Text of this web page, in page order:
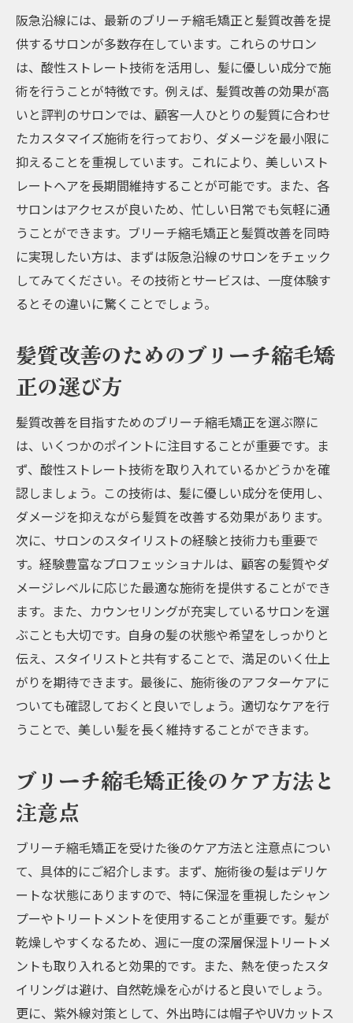
阪急沿線には、最新のブリーチ縮毛矯正と髪質改善を提
供するサロンが多数存在しています。これらのサロン
は、酸性ストレート技術を活用し、髪に優しい成分で施
術を行うことが特徴です。例えば、髪質改善の効果が高
いと評判のサロンでは、顧客一人ひとりの髪質に合わせ
たカスタマイズ施術を行っており、ダメージを最小限に
抑えることを重視しています。これにより、美しいスト
レートヘアを長期間維持することが可能です。また、各
サロンはアクセスが良いため、忙しい日常でも気軽に通
うことができます。ブリーチ縮毛矯正と髪質改善を同時
に実現したい方は、まずは阪急沿線のサロンをチェック
してみてください。その技術とサービスは、一度体験す
るとその違いに驚くことでしょう。
髪質改善のためのブリーチ縮毛矯
正の選び方
髪質改善を目指すためのブリーチ縮毛矯正を選ぶ際に
は、いくつかのポイントに注目することが重要です。ま
ず、酸性ストレート技術を取り入れているかどうかを確
認しましょう。この技術は、髪に優しい成分を使用し、
ダメージを抑えながら髪質を改善する効果があります。
次に、サロンのスタイリストの経験と技術力も重要で
す。経験豊富なプロフェッショナルは、顧客の髪質やダ
メージレベルに応じた最適な施術を提供することができ
ます。また、カウンセリングが充実しているサロンを選
ぶことも大切です。自身の髪の状態や希望をしっかりと
伝え、スタイリストと共有することで、満足のいく仕上
がりを期待できます。最後に、施術後のアフターケアに
ついても確認しておくと良いでしょう。適切なケアを行
うことで、美しい髪を長く維持することができます。
ブリーチ縮毛矯正後のケア方法と
注意点
ブリーチ縮毛矯正を受けた後のケア方法と注意点につい
て、具体的にご紹介します。まず、施術後の髪はデリケ
ートな状態にありますので、特に保湿を重視したシャン
プーやトリートメントを使用することが重要です。髪が
乾燥しやすくなるため、週に一度の深層保湿トリートメ
ントも取り入れると効果的です。また、熱を使ったスタ
イリングは避け、自然乾燥を心がけると良いでしょう。
更に、紫外線対策として、外出時には帽子やUVカットス